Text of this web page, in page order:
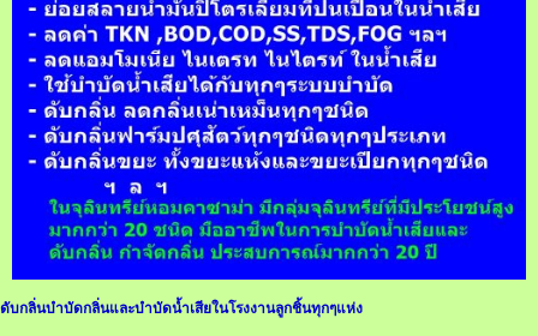
ดับกลิ่นบำบัดกลิ่นและบำบัดน้ำเสียในโรงงานลูกชิ้นทุกๆแห่ง